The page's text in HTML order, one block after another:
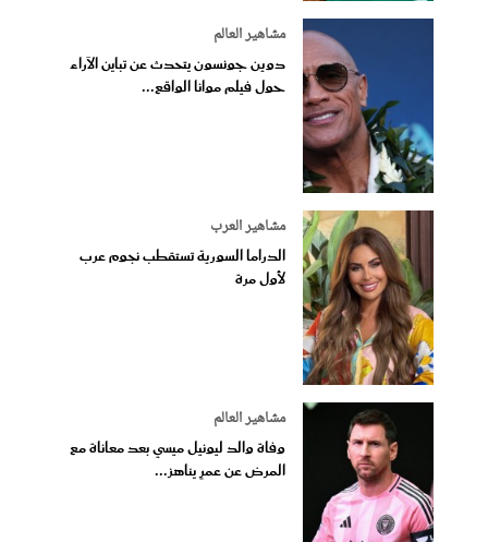
مشاهير العالم
دوين جونسون يتحدث عن تباين الآراء
حول فيلم موانا الواقع...
مشاهير العرب
الدراما السورية تستقطب نجوم عرب
لأول مرة
مشاهير العالم
وفاة والد ليونيل ميسي بعد معاناة مع
المرض عن عمرٍ يناهز...